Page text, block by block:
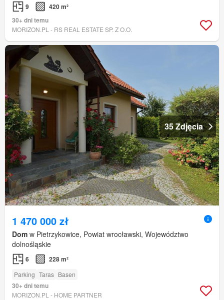
9
420 m²
30+ dni temu
MORIZON.PL - RS REAL ESTATE SP. Z O.O.
35 Zdjęcia
1 470 000 zł
Dom w Pietrzykowice, Powiat wrocławski, Województwo
dolnośląskie
6 228 m²
Parking Taras Basen
30+ dni temu
MORIZON.PL - HOME PARTNER